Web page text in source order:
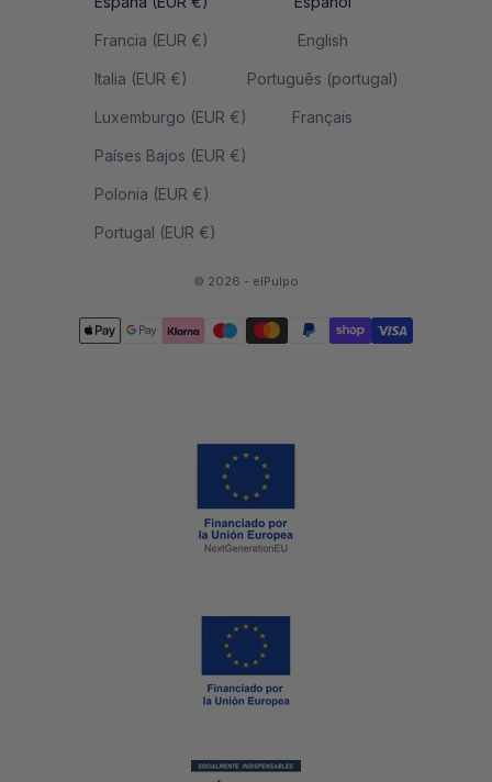
Francia (EUR €)
Italia (EUR €)
Luxemburgo (EUR €)
Países Bajos (EUR €)
Polonia (EUR €)
Portugal (EUR €)
English
Português (portugal)
Français
© 2026 - elPulpo